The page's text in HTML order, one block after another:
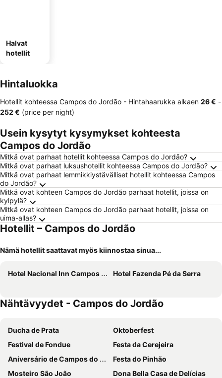
Halvat
hotellit
Hintaluokka
Hotellit kohteessa Campos do Jordão - Hintahaarukka alkaen ‎26 € -
‎252 € (price per night)
Usein kysytyt kysymykset kohteesta
Campos do Jordão
Mitkä ovat parhaat hotellit kohteessa Campos do Jordão?
Mitkä ovat parhaat luksushotellit kohteessa Campos do Jordão?
Mitkä ovat parhaat lemmikkiystävälliset hotellit kohteessa Campos
do Jordão?
Mitkä ovat kohteen Campos do Jordão parhaat hotellit, joissa on
kylpylä?
Mitkä ovat kohteen Campos do Jordão parhaat hotellit, joissa on
uima-allas?
Hotellit – Campos do Jordão
Nämä hotellit saattavat myös kiinnostaa sinua...
Hotel Nacional Inn Campos do Jordão Hotel Fazenda Pé da Serra
Nähtävyydet - Campos do Jordão
Ducha de Prata
Oktoberfest
Festival de Fondue
Festa da Cerejeira
Aniversário de Campos do Jordão
Festa do Pinhão
Mosteiro São João
Dona Bella Casa de Delícias